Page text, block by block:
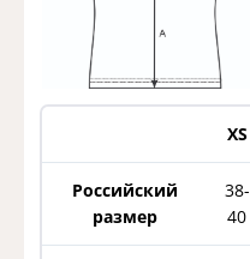
XS
Российский
размер
38-
40